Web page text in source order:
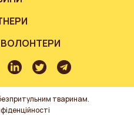
ВОЛОНТЕРИ
тваринам.